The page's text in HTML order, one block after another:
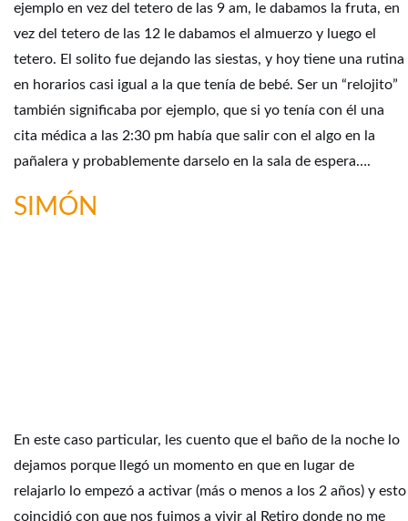
ejemplo en vez del tetero de las 9 am, le dabamos la fruta, en
vez del tetero de las 12 le dabamos el almuerzo y luego el
tetero. El solito fue dejando las siestas, y hoy tiene una rutina
en horarios casi igual a la que tenía de bebé. Ser un “relojito”
también significaba por ejemplo, que si yo tenía con él una
cita médica a las 2:30 pm había que salir con el algo en la
pañalera y probablemente darselo en la sala de espera….
SIMÓN
En este caso particular, les cuento que el baño de la noche lo
dejamos porque llegó un momento en que en lugar de
relajarlo lo empezó a activar (más o menos a los 2 años) y esto
coincidió con que nos fuimos a vivir al Retiro donde no me